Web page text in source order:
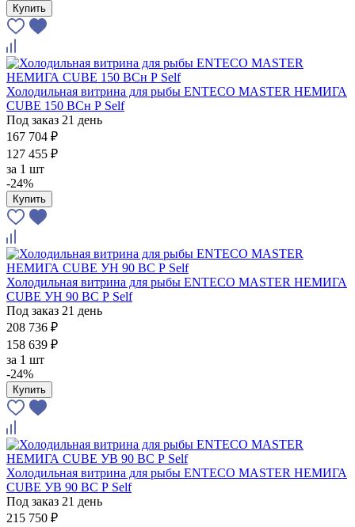
Купить
Холодильная витрина для рыбы ENTECO MASTER НЕМИГА
CUBE 150 ВСн Р Self
Под заказ 21 день
167 704 ₽
127 455 ₽
за 1 шт
-24%
Купить
Холодильная витрина для рыбы ENTECO MASTER НЕМИГА
CUBE УН 90 ВС Р Self
Под заказ 21 день
208 736 ₽
158 639 ₽
за 1 шт
-24%
Купить
Холодильная витрина для рыбы ENTECO MASTER НЕМИГА
CUBE УВ 90 ВС Р Self
Под заказ 21 день
215 750 ₽